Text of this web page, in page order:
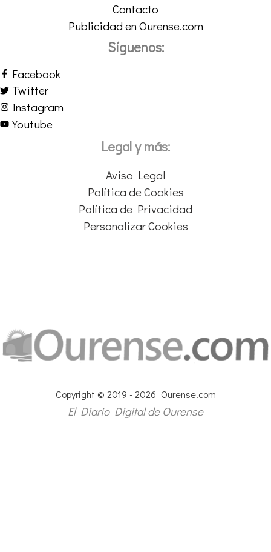
Contacto
Publicidad en Ourense.com
Síguenos:
Facebook
Twitter
Instagram
Youtube
Legal y más:
Aviso Legal
Política de Cookies
Política de Privacidad
Personalizar Cookies
Copyright © 2019 - 2026 Ourense.com
El Diario Digital de Ourense